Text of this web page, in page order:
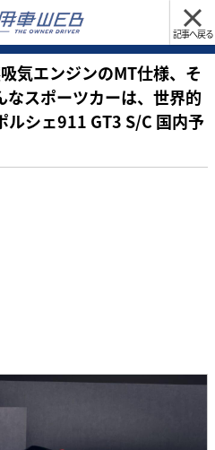
記事へ戻る
気エンジンのMT仕様、そ
なスポーツカーは、世界的
ルシェ911 GT3 S/C 国内予